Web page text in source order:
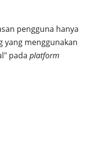
pengguna hanya
yang menggunakan
pada platform